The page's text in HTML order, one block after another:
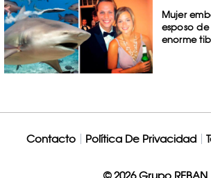
Mujer
esposo
enorme
Contacto Política De Privacidad
© 2026 Grupo REBAN